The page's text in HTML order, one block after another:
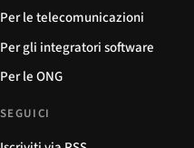
Per le telecomunicazioni
Per gli integratori software
Per le ONG
SEGUICI